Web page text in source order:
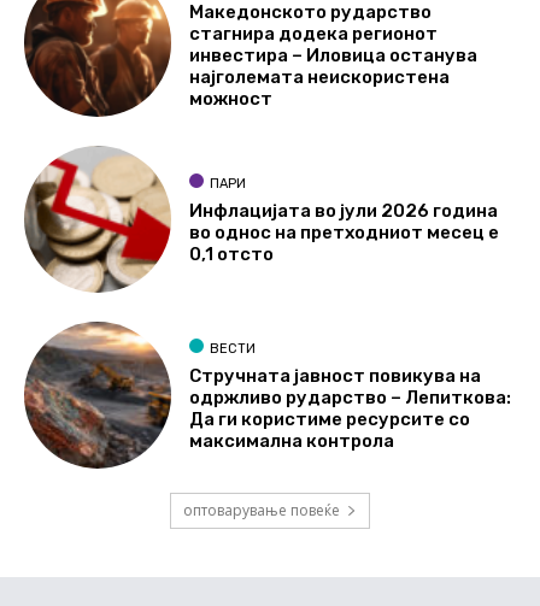
Македонското рударство
стагнира додека регионот
инвестира – Иловица останува
најголемата неискористена
можност
ПАРИ
Инфлацијата во јули 2026 година
во однос на претходниот месец е
0,1 отсто
ВЕСТИ
Стручната јавност повикува на
одржливо рударство – Лепиткова:
Да ги користиме ресурсите со
максимална контрола
оптоварување повеќе